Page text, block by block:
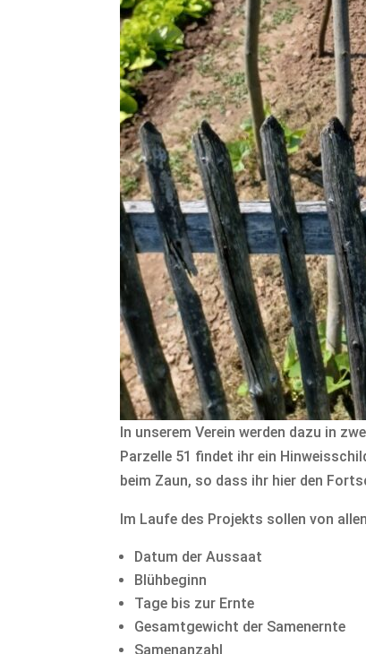
In unserem Verein werden dazu in
Parzelle 51 findet ihr ein
beim Zaun, so dass ihr hier den
Im Laufe des Projekts sollen von
Datum der Aussaat
Blühbeginn
Tage bis zur Ernte
Gesamtgewicht der Samenernte
Samenanzahl